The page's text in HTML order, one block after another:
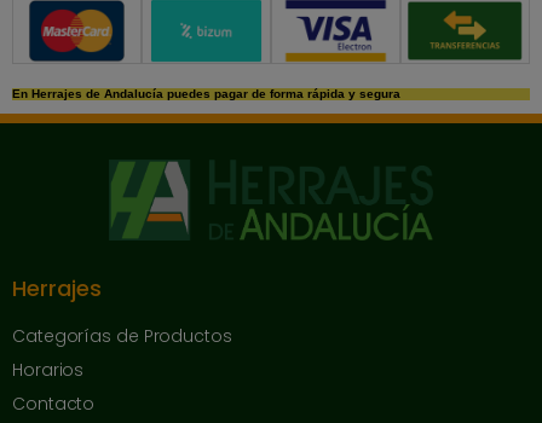
Métodos de pago seguros
En Herrajes de Andalucía puedes pagar de forma rápida y segura
Herrajes
Categorías de Productos
Horarios
Contacto